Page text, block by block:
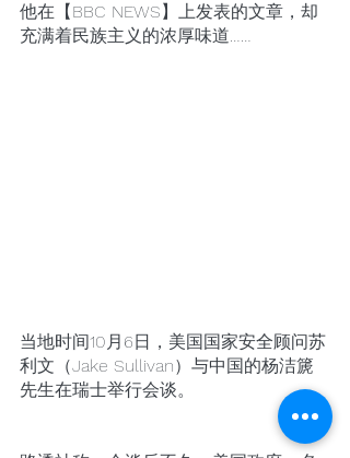
他在【BBC NEWS】上发表的文章，却
充满着民族主义的浓厚味道……
当地时间10月6日，美国国家安全顾问苏
利文（Jake Sullivan）与中国的杨洁篪
先生在瑞士举行会谈。